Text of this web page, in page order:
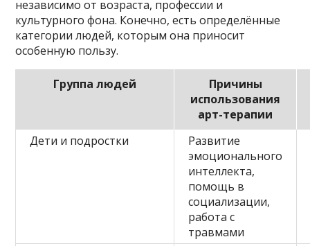
независимо от возраста, профессии и
культурного фона. Конечно, есть определённые
категории людей, которым она приносит
особенную пользу.
Группа людей
Причины
использования
арт-терапии
Дети и подростки
Развитие
эмоционального
интеллекта,
помощь в
социализации,
работа с
травмами